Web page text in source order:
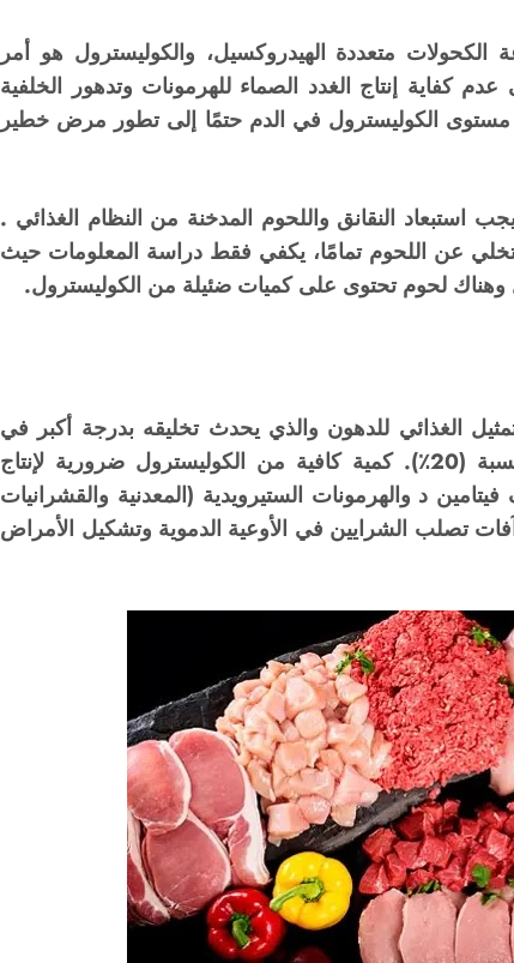
متعددة الهيدروكسيل، والكوليسترول هو أمر
إنتاج الغدد الصماء للهرمونات وتدهور الخلفية
مستوى الكوليسترول في الدم حتمًا إلى تطور مرض خطير
استبعاد النقانق واللحوم المدخنة من النظام الغذائي .
عن اللحوم تمامًا، يكفي فقط دراسة المعلومات حيث
وهناك لحوم تحتوى على كميات ضئيلة من الكوليسترول.
الغذائي للدهون والذي يحدث تخليقه بدرجة أكبر في
كمية كافية من الكوليسترول ضرورية لإنتاج
د والهرمونات الستيرويدية (المعدنية والقشرانيات
تصلب الشرايين في الأوعية الدموية وتشكيل الأمراض